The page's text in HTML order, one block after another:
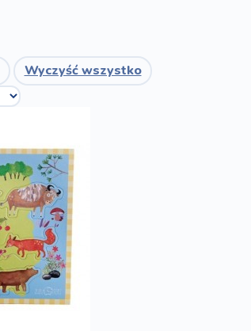
Wyczyść wszystko